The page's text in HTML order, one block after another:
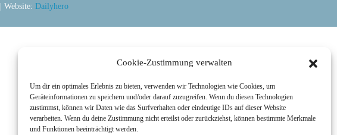
Cookie-Zustimmung verwalten
Um dir ein optimales Erlebnis zu bieten, verwenden wir Technologien wie Cookies, um
Geräteinformationen zu speichern und/oder darauf zuzugreifen. Wenn du diesen Technologien
zustimmst, können wir Daten wie das Surfverhalten oder eindeutige IDs auf dieser Website
verarbeiten. Wenn du deine Zustimmung nicht erteilst oder zurückziehst, können bestimmte Merkmale
und Funktionen beeinträchtigt werden.
| Website: Dailyhero